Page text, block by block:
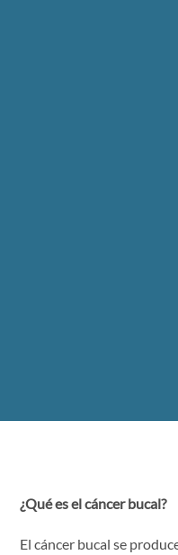
¿Qué es el cáncer bucal?
El cáncer bucal se